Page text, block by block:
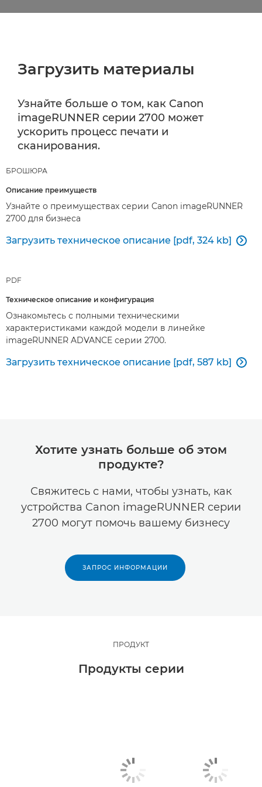
Загрузить материалы
Узнайте больше о том, как Canon
imageRUNNER серии 2700 может
ускорить процесс печати и
сканирования.
БРОШЮРА
Описание преимуществ
Узнайте о преимуществах серии Canon imageRUNNER
2700 для бизнеса
Загрузить техническое описание [pdf, 324 kb] 
PDF
Техническое описание и конфигурация
Ознакомьтесь с полными техническими
характеристиками каждой модели в линейке
imageRUNNER ADVANCE серии 2700.
Загрузить техническое описание [pdf, 587 kb] 
Хотите узнать больше об этом
продукте?
Свяжитесь с нами, чтобы узнать, как
устройства Canon imageRUNNER серии
2700 могут помочь вашему бизнесу
ЗАПРОС ИНФОРМАЦИИ
ПРОДУКТ
Продукты серии